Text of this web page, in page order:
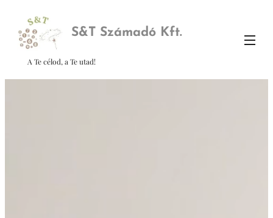
S&T Számadó Kft.
A Te célod, a Te utad!